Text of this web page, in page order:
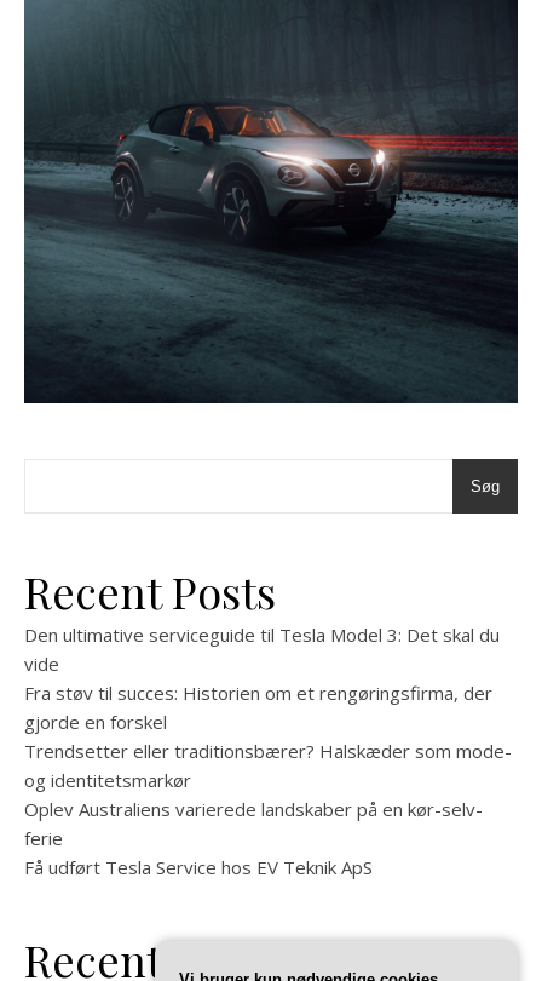
Søg
Recent Posts
Den ultimative serviceguide til Tesla Model 3: Det skal du
vide
Fra støv til succes: Historien om et rengøringsfirma, der
gjorde en forskel
Trendsetter eller traditionsbærer? Halskæder som mode-
og identitetsmarkør
Oplev Australiens varierede landskaber på en kør-selv-
ferie
Få udført Tesla Service hos EV Teknik ApS
Recent Comments